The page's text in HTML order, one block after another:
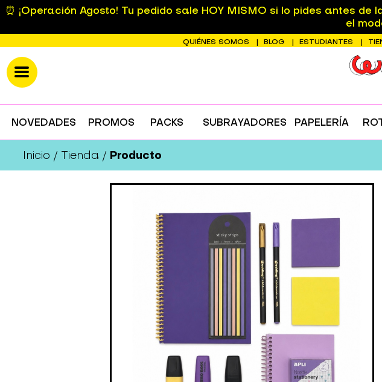
⏰ ¡Operación Agosto! Tu pedido sale HOY MISMO si lo pides antes
el
QUIÉNES SOMOS BLOG ESTUDIANTES
NOVEDADES PROMOS PACKS SUBRAYADORES PAPELERÍA
Inicio Tienda Producto